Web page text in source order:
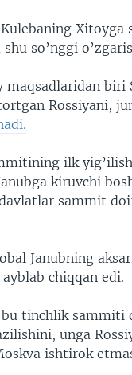
Xitoyga
so’nggi
maqsadlaridan biri
Rossiyani,
ilk
kiruvchi
sammit
Janubning
chiqqan edi.
bu tinchlik
unga
ishtirok